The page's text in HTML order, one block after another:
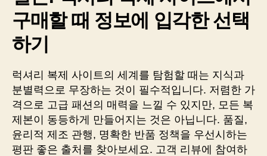
구매할 때 정보에 입각한 선택
하기
럭셔리 복제 사이트의 세계를 탐험할 때는 지식과
분별력으로 무장하는 것이 필수적입니다. 저렴한 가
격으로 고급 패션의 매력을 느낄 수 있지만, 모든 복
제본이 동등하게 만들어지는 것은 아닙니다. 품질,
윤리적 제조 관행, 명확한 반품 정책을 우선시하는
평판 좋은 출처를 찾아보세요. 고객 리뷰에 참여하